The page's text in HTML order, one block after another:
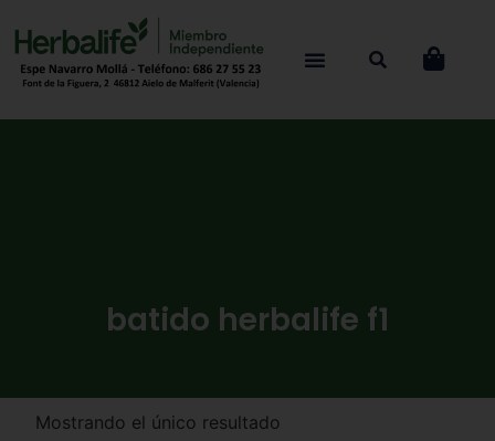
batido herbalife f1
Mostrando el único resultado